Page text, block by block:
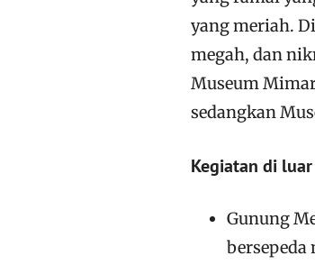
yang meriah.
megah, dan
Museum
sedangkan
Kegiatan di
Gunung